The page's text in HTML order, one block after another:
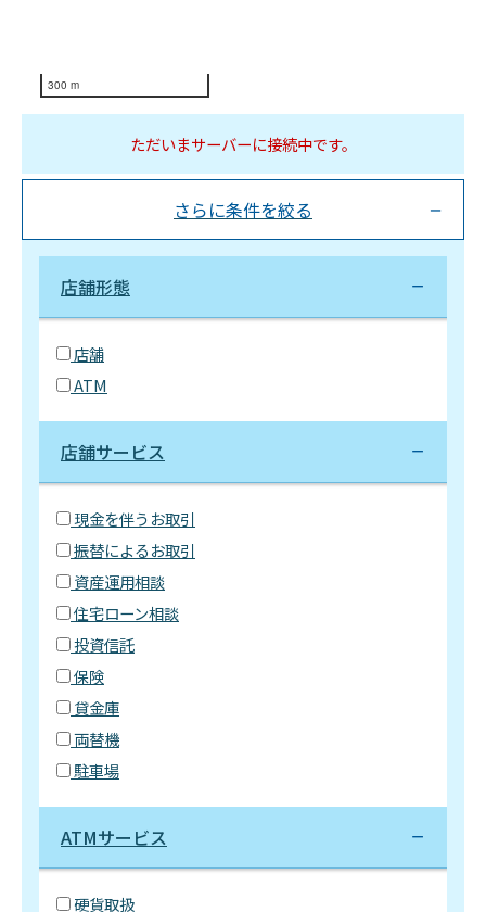
300 m
ただいまサーバーに接続中です。
さらに条件を絞る
店舗形態
店舗
ATM
店舗サービス
現金を伴うお取引
振替によるお取引
資産運用相談
住宅ローン相談
投資信託
保険
貸金庫
両替機
駐車場
ATMサービス
硬貨取扱